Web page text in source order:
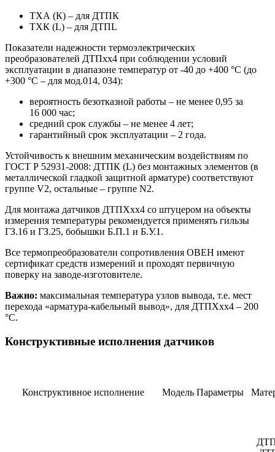
ТХА (К) – для ДТПК
ТХК (L) – для ДТПL
Показатели надежности термоэлектрических
преобразователей ДТПхх4 при соблюдении условий
эксплуатации в диапазоне температур от -40 до +400 °С (до
+300 °С – для мод.014, 034):
вероятность безотказной работы – не менее 0,95 за
16 000 час;
средний срок службы – не менее 4 лет;
гарантийный срок эксплуатации – 2 года.
Устойчивость к внешним механическим воздействиям по
ГОСТ Р 52931-2008: ДТПК (L) без монтажных элементов (в
металлической гладкой защитной арматуре) соответствуют
группе V2, остальные – группе N2.
Для монтажа датчиков ДТПХхх4 со штуцером на объекты
измерения температуры рекомендуется применять гильзы
ГЗ.16 и ГЗ.25, бобышки Б.П.1 и Б.У.1.
Все термопреобразователи сопротивления ОВЕН имеют
сертификат средств измерений и проходят первичную
поверку на заводе-изготовителе.
Важно: максимальная температура узлов вывода, т.е. мест
перехода «арматура-кабельный вывод», для ДТПХхх4 – 200
°С.
Конструктивные исполнения датчиков
Конструктивное исполнение Модель Параметры